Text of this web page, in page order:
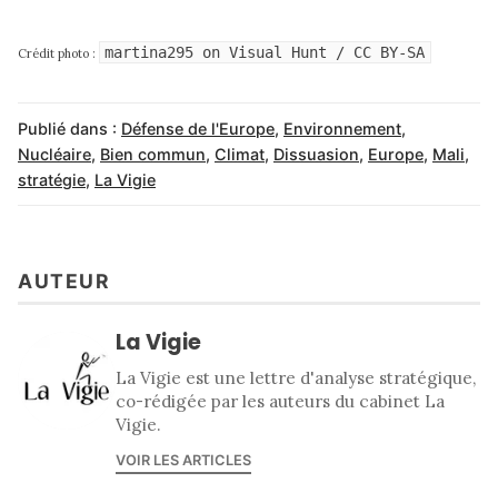
Crédit photo : martina295 onVisual Hunt / CC BY-SA
Publié dans : Défense de l'Europe, Environnement,
Nucléaire, Bien commun, Climat, Dissuasion, Europe, Mali,
stratégie, La Vigie
AUTEUR
La Vigie
La Vigie est une lettre d'analyse stratégique,
co-rédigée par les auteurs du cabinet La
Vigie.
VOIR LES ARTICLES